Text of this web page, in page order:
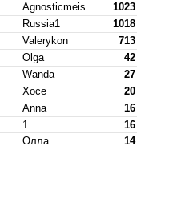
Agnosticmeis
1023
Russia1
1018
Valerykon
713
Olga
42
Wanda
27
Хосе
20
Anna
16
1
16
Олла 14